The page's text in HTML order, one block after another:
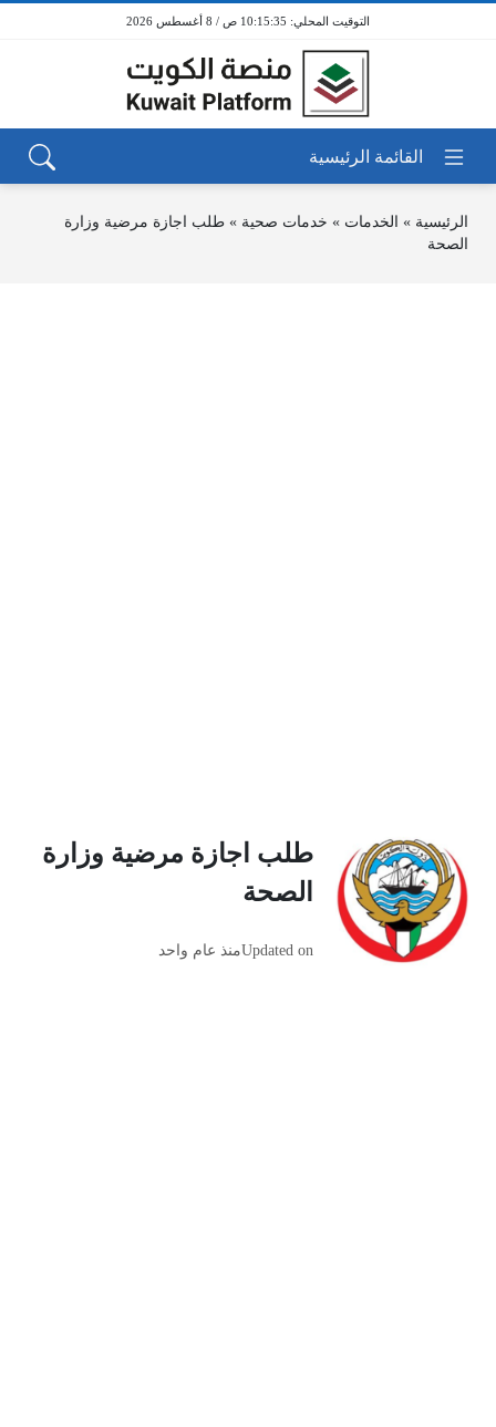
10:15:35 ص / 8 أغسطس 2026
الرئيسية » الخدمات » خدمات صحية » طلب اجازة مرضية وزارة
الصحة
طلب اجازة مرضية وزارة
الصحة
Updated onمنذ عام واحد